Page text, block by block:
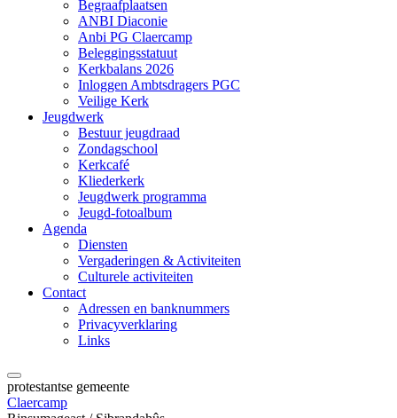
Begraafplaatsen
ANBI Diaconie
Anbi PG Claercamp
Beleggingsstatuut
Kerkbalans 2026
Inloggen Ambtsdragers PGC
Veilige Kerk
Jeugdwerk
Bestuur jeugdraad
Zondagschool
Kerkcafé
Kliederkerk
Jeugdwerk programma
Jeugd-fotoalbum
Agenda
Diensten
Vergaderingen & Activiteiten
Culturele activiteiten
Contact
Adressen en banknummers
Privacyverklaring
Links
protestantse gemeente
Claercamp